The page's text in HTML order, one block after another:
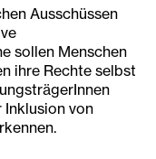
Ausschüssen
sollen Menschen
ihre Rechte selbst
von